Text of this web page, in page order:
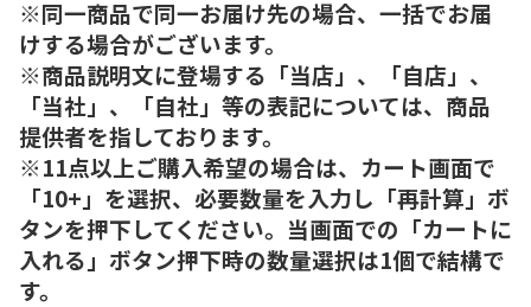
※同一商品で同一お届け先の場合、一括でお届
けする場合がございます。
※商品説明文に登場する「当店」、「自店」、
「当社」、「自社」等の表記については、商品
提供者を指しております。
※11点以上ご購入希望の場合は、カート画面で
「10+」を選択、必要数量を入力し「再計算」ボ
タンを押下してください。当画面での「カートに
入れる」ボタン押下時の数量選択は1個で結構で
す。